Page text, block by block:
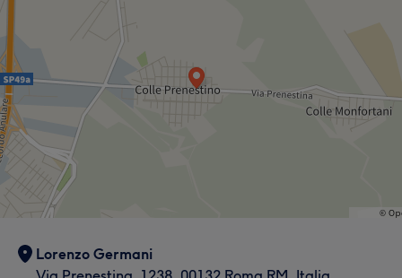
Lorenzo Germani